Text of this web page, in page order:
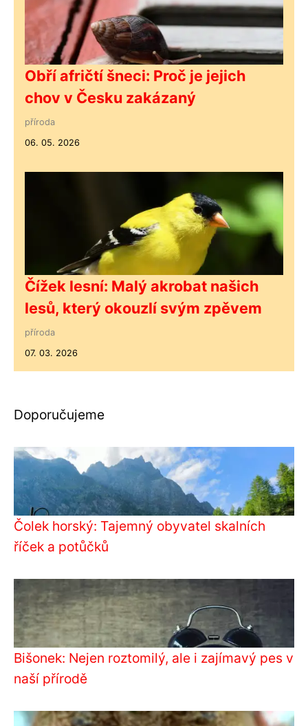
Obří afričtí šneci: Proč je jejich
chov v Česku zakázaný
příroda
06. 05. 2026
Čížek lesní: Malý akrobat našich
lesů, který okouzlí svým zpěvem
příroda
07. 03. 2026
Doporučujeme
Čolek horský: Tajemný obyvatel skalních
říček a potůčků
Bišonek: Nejen roztomilý, ale i zajímavý pes v
naší přírodě